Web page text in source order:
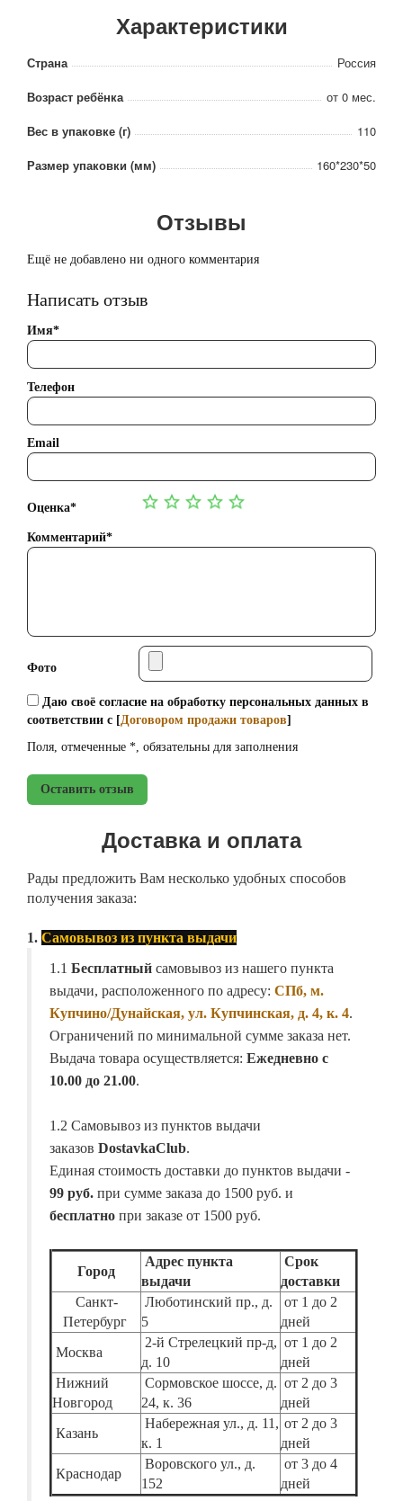
Характеристики
Страна
Россия
Возраст ребёнка
от 0 мес.
Вес в упаковке (г)
110
Размер упаковки (мм)
160*230*50
Отзывы
Ещё не добавлено ни одного комментария
Написать отзыв
Имя*
Телефон
Email
Оценка*
Комментарий*
Фото
Даю своё согласие на обработку персональных данных в
соответствии с [Договором продажи товаров]
Поля, отмеченные *, обязательны для заполнения
Оставить отзыв
Доставка и оплата
Рады предложить Вам несколько удобных способов
получения заказа:
1. Самовывоз из пункта выдачи
1.1 Бесплатный самовывоз из нашего пункта
выдачи, расположенного по адресу: СПб, м.
Купчино/Дунайская, ул. Купчинская, д. 4, к. 4.
Ограничений по минимальной сумме заказа нет.
Выдача товара осуществляется: Ежедневно с
10.00 до 21.00.
1.2 Самовывоз из пунктов выдачи
заказов DostavkaClub.
Единая стоимость доставки до пунктов выдачи -
99 руб. при сумме заказа до 1500 руб. и
бесплатно при заказе от 1500 руб.
Город
Адрес пункта
выдачи
Срок
доставки
Санкт-
Петербург
Люботинский пр., д.
5
от 1 до 2
дней
Москва
2-й Стрелецкий пр-д,
д. 10
от 1 до 2
дней
Нижний
Новгород
Сормовское шоссе, д.
24, к. 36
от 2 до 3
дней
Казань
Набережная ул., д. 11,
к. 1
от 2 до 3
дней
Краснодар
Воровского ул., д.
152
от 3 до 4
дней